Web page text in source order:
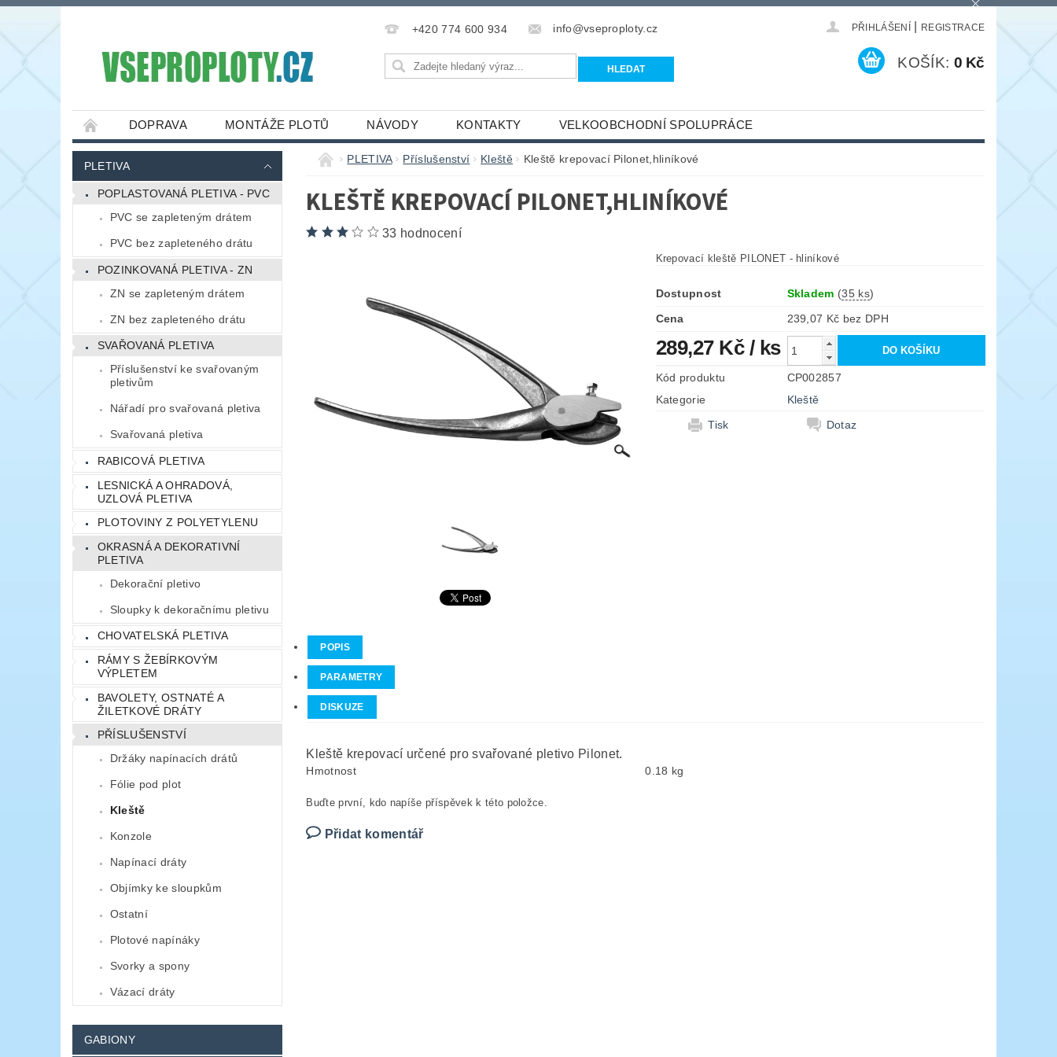
+420 774 600 934 info@vseproploty.cz PŘIHLÁŠENÍ REGISTRACE
KOŠÍK: 0 Kč
DOPRAVA MONTÁŽE PLOTŮ NÁVODY KONTAKTY VELKOOBCHODNÍ SPOLUPRÁCE
PLETIVA
POPLASTOVANÁ PLETIVA - PVC
PVC se zapleteným drátem
PVC bez zapleteného drátu
POZINKOVANÁ PLETIVA - ZN
ZN se zapleteným drátem
ZN bez zapleteného drátu
SVAŘOVANÁ PLETIVA
Příslušenství ke svařovaným
pletivům
Nářadí pro svařovaná pletiva
Svařovaná pletiva
RABICOVÁ PLETIVA
LESNICKÁ A OHRADOVÁ,
UZLOVÁ PLETIVA
PLOTOVINY Z POLYETYLENU
OKRASNÁ A DEKORATIVNÍ
PLETIVA
Dekorační pletivo
Sloupky k dekoračnímu pletivu
CHOVATELSKÁ PLETIVA
RÁMY S ŽEBÍRKOVÝM
VÝPLETEM
BAVOLETY, OSTNATÉ A
ŽILETKOVÉ DRÁTY
PŘÍSLUŠENSTVÍ
Držáky napínacích drátů
Fólie pod plot
Kleště
Konzole
Napínací dráty
Objímky ke sloupkům
Ostatní
Plotové napínáky
Svorky a spony
Vázací dráty
GABIONY
PLETIVA Příslušenství Kleště Kleště krepovací Pilonet,hliníkové
KLEŠTĚ KREPOVACÍ PILONET,HLINÍKOVÉ
33 hodnocení
Krepovací kleště PILONET - hliníkové
Dostupnost Skladem (35 ks)
Cena
239,07 Kč bez DPH
289,27 Kč / ks
Kód produktu
CP002857
Kategorie
Kleště
Tisk
Dotaz
POPIS
PARAMETRY
DISKUZE
Kleště krepovací určené pro svařované pletivo Pilonet.
Hmotnost 0.18 kg
Buďte první, kdo napíše příspěvek k této položce.
Přidat komentář